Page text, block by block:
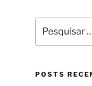
por:
POSTS